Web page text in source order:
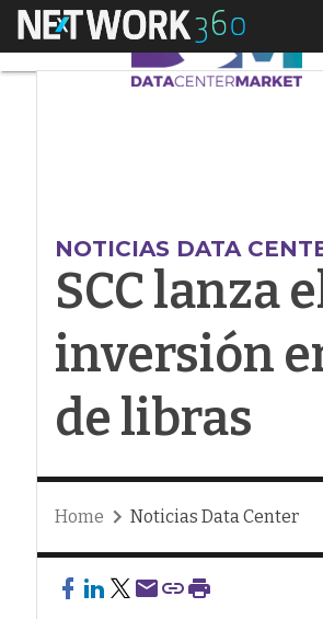
Menú
NOTICIAS DATA
SCC lanza
inversión
de libras
Home Noticias Data Center